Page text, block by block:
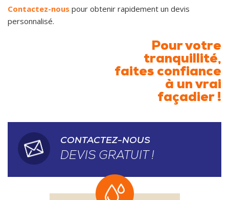
Contactez-nous pour obtenir rapidement un devis
personnalisé.
Pour votre
tranquillité,
faites confiance
à un vrai
façadier !
CONTACTEZ-NOUS
DEVIS GRATUIT !